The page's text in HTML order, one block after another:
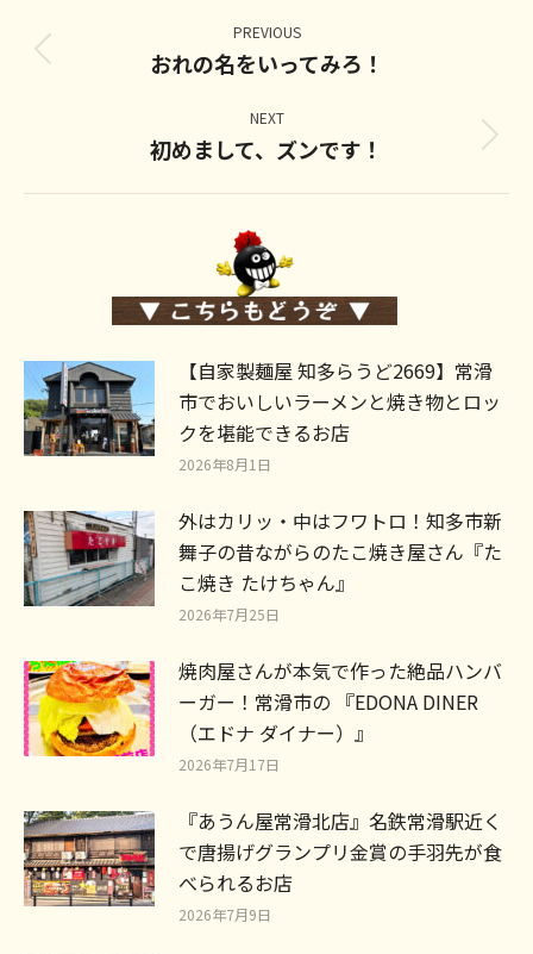
navigation
PREVIOUS
Previous
おれの名をいってみろ！
NEXT
Next
初めまして、ズンです！
【自家製麺屋 知多らうど2669】常滑
市でおいしいラーメンと焼き物とロッ
クを堪能できるお店
2026年8月1日
外はカリッ・中はフワトロ！知多市新
舞子の昔ながらのたこ焼き屋さん『た
こ焼き たけちゃん』
2026年7月25日
焼肉屋さんが本気で作った絶品ハンバ
ーガー！常滑市の 『EDONA DINER
（エドナ ダイナー）』
2026年7月17日
『あうん屋常滑北店』名鉄常滑駅近く
で唐揚げグランプリ金賞の手羽先が食
べられるお店
2026年7月9日